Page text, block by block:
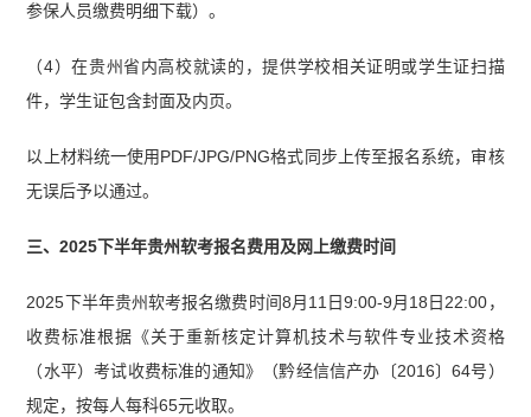
参保人员缴费明细下载）。
（4）在贵州省内高校就读的，提供学校相关证明或学生证扫描
件，学生证包含封面及内页。
以上材料统一使用PDF/JPG/PNG格式同步上传至报名系统，审核
无误后予以通过。
三、2025下半年贵州软考报名费用及网上缴费时间
2025下半年贵州软考报名缴费时间8月11日9:00-9月18日22:00，
收费标准根据《关于重新核定计算机技术与软件专业技术资格
（水平）考试收费标准的通知》（黔经信信产办〔2016〕64号）
规定，按每人每科65元收取。